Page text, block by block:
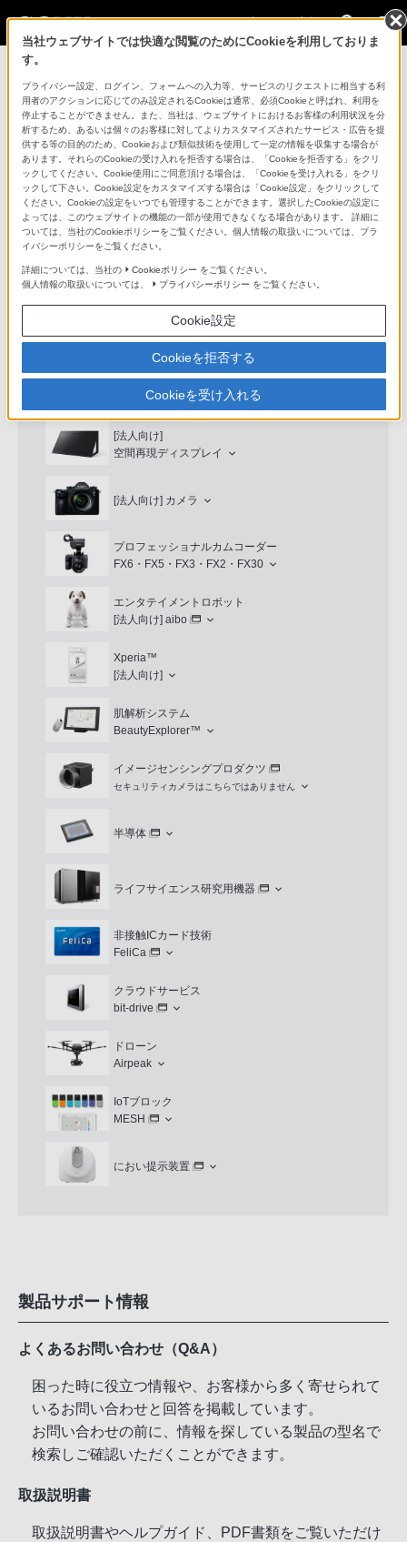
法人のお客様
コンスーマー製品に関するお問い合わせ
製品に関する重要なお知らせ
プロフェッショナル／業務用製品に関
するサポート・お問い合わせ
専用窓口のある業務用商品に関するお問い合わせ
以下の製品・サービスは専用窓口がございます。対象の
アイコンをクリックしてリンク先の窓口よりお問い合わ
業務用ディスプレイ・テレビ
[法人向け]ブラビア
[法人向け]
空間再現ディスプレイ
[法人向け] カメラ
プロフェッショナルカムコーダー
FX6・FX5・FX3・FX2・FX30
エンタテイメントロボット
[法人向け] aibo
Xperia™
[法人向け]
肌解析システム
BeautyExplorer™
イメージセンシングプロダクツ
セキュリティカメラはこちらではありません
半導体
ライフサイエンス研究用機器
非接触ICカード技術
FeliCa
クラウドサービス
bit-drive
ドローン
Airpeak
IoTブロック
MESH
におい提示装置
製品サポート情報
よくあるお問い合わせ（Q&A）
困った時に役立つ情報や、お客様から多く寄せられて
いるお問い合わせと回答を掲載しています。
お問い合わせの前に、情報を探している製品の型名で
検索しご確認いただくことができます。
取扱説明書
取扱説明書やヘルプガイド、PDF書類をご覧いただけ
当社ウェブサイトでは快適な閲覧のためにCookieを利用しておりま
す。
プライバシー設定、ログイン、フォームへの入力等、サービスのリクエストに相当する利
用者のアクションに応じてのみ設定されるCookieは通常、必須Cookieと呼ばれ、利用を
停止することができません。また、当社は、ウェブサイトにおけるお客様の利用状況を分
析するため、あるいは個々のお客様に対してよりカスタマイズされたサービス・広告を提
供する等の目的のため、Cookieおよび類似技術を使用して一定の情報を収集する場合が
あります。それらのCookieの受け入れを拒否する場合は、「Cookieを拒否する」をクリ
ックしてください。Cookie使用にご同意頂ける場合は、「Cookieを受け入れる」をクリ
ックして下さい。Cookie設定をカスタマイズする場合は「Cookie設定」をクリックして
ください。Cookieの設定をいつでも管理することができます。選択したCookieの設定に
よっては、このウェブサイトの機能の一部が使用できなくなる場合があります。 詳細に
ついては、当社のCookieポリシーをご覧ください。個人情報の取扱いについては、プラ
イバシーポリシーをご覧ください。
詳細については、当社の Cookieポリシー をご覧ください。
個人情報の取扱いについては、
プライバシーポリシー をご覧ください。
Cookie設定
Cookieを拒否する
Cookieを受け入れる